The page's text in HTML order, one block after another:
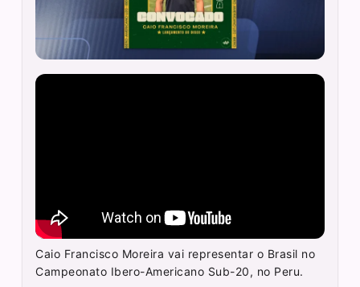
Caio Francisco Moreira vai representar o Brasil no
Campeonato Ibero-Americano Sub-20, no Peru.